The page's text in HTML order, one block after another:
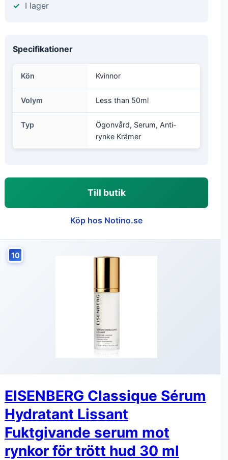
I lager
Specifikationer
Kön Kvinnor
Volym Less than 50ml
Typ
Ögonvård, Serum, Anti-
rynke Krämer
Till butik
Köp hos Notino.se
10
EISENBERG Classique Sérum
Hydratant Lissant
Fuktgivande serum mot
rynkor för trött hud 30 ml